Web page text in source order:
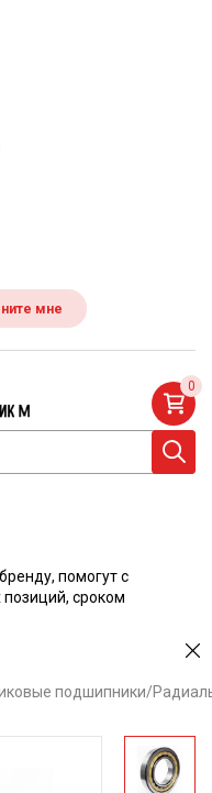
мне
0
помогут с
сроком
подшипники/